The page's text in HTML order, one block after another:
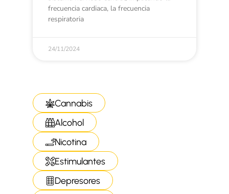
frecuencia cardiaca, la frecuencia
respiratoria
24/11/2024
Cannabis
Alcohol
Nicotina
Estimulantes
Depresores